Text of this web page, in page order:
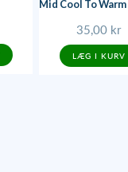
Mid Cool To Warm
Salgspris
35,00 kr
LÆG I KURV